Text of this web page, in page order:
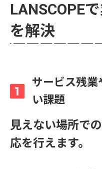
LANSCOPE
を解決
サービス残業
い課題
見えない場所で
応を行えます。